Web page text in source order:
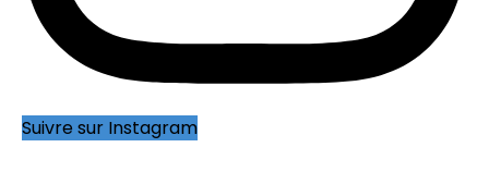
Suivre sur Instagram